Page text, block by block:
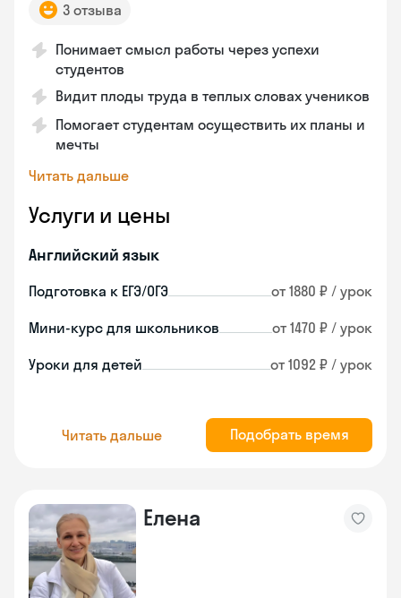
3 отзыва
Понимает смысл работы через успехи
студентов
Видит плоды труда в теплых словах учеников
Помогает студентам осуществить их планы и
мечты
Читать дальше
Услуги и цены
Английский язык
Подготовка к ЕГЭ/ОГЭ от 1880 ₽ / урок
Мини-курс для школьников от 1470 ₽ / урок
Уроки для детей от 1092 ₽ / урок
Читать дальше Подобрать время
Елена